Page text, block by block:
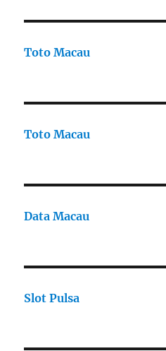
Toto Macau
Toto Macau
Data Macau
Slot Pulsa